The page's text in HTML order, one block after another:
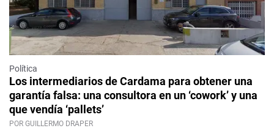
Política
Los intermediarios de Cardama para obtener una
garantía falsa: una consultora en un ‘cowork’ y una
que vendía ‘pallets’
POR GUILLERMO DRAPER